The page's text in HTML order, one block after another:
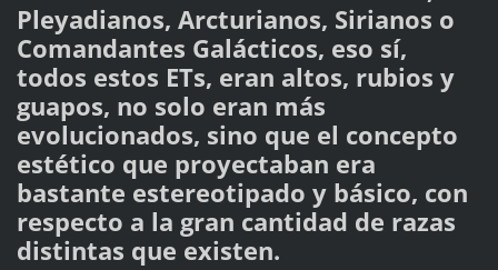
Pleyadianos, Arcturianos, Sirianos o
Comandantes Galácticos, eso sí,
todos estos ETs, eran altos, rubios y
guapos, no solo eran más
evolucionados, sino que el concepto
estético que proyectaban era
bastante estereotipado y básico, con
respecto a la gran cantidad de razas
distintas que existen.